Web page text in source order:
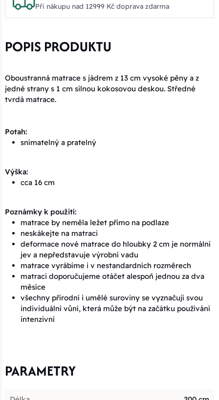
Při nákupu nad 12999 Kč doprava zdarma
POPIS PRODUKTU
Oboustranná matrace s jádrem z 13 cm vysoké pěny a z
jedné strany s 1 cm silnou kokosovou deskou. Středné
tvrdá matrace.
Potah:
snímatelný a pratelný
Výška:
cca 16 cm
Poznámky k použití:
matrace by neměla ležet přímo na podlaze
neskákejte na matraci
deformace nové matrace do hloubky 2 cm je normální
jev a nepředstavuje výrobní vadu
matrace vyrábíme i v nestandardních rozměrech
matraci doporučujeme otáčet alespoň jednou za dva
měsíce
všechny přírodní i umělé suroviny se vyznačují svou
individuální vůní, která může být na začátku používání
intenzivní
PARAMETRY